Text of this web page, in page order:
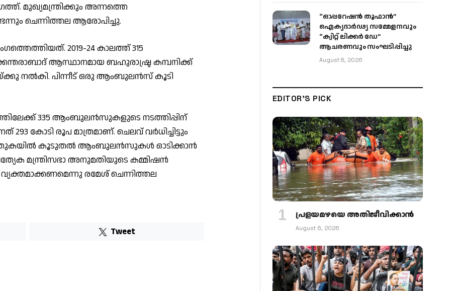
മുഖ്യമന്ത്രിക്കും അന്നത്തെ
ചെന്നിത്തല ആരോപിച്ചു.
2019-24 കാലത്ത് 315
ആസ്ഥാനമായ ബഹുരാഷ്ട്ര കമ്പനിക്ക്
നൽകി. പിന്നീട് ഒരു ആംബുലന്‍സ് കൂടി
335 ആംബുലന്‍സുകളുടെ നടത്തിപ്പിന്
കോടി രൂപ മാത്രമാണ്. ചെലവ് വര്‍ധിച്ചിട്ടും
തുകയില്‍ കൂടുതല്‍ ആംബുലന്‍സുകള്‍ ഓടിക്കാന്‍
മന്ത്രിസഭാ അനുമതിയുടെ കമ്മിഷന്‍
രമേശ് ചെന്നിത്തല
Tweet
“ഓപ്പറേഷൻ തൂഫാൻ”
ഐക്യദാർഢ്യ സമ്മേളനവും
“ക്വിറ്റ് ലിക്കർ ഡേ”
ആചരണവും സംഘടിപ്പിച്ചു
August 8, 2026
EDITOR'S PICK
പ്രളയമഴയെ അതിജീവിക്കാന്‍
August 6, 2026